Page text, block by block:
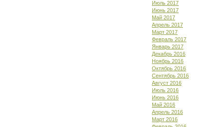
Июль 2017
Июнь 2017
Май 2017
Апрель 2017
Март 2017
Февраль 2017
Январь 2017
Декабрь 2016
Ноябрь 2016
Октябрь 2016
Сентябрь 2016
Август 2016
Июль 2016
Июнь 2016
Май 2016
Апрель 2016
Март 2016